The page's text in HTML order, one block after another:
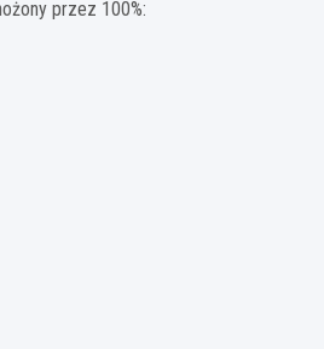
przez 100%: